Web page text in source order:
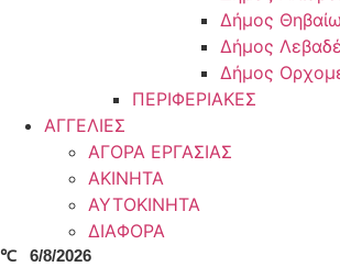
Δήμος
Δήμος
Δήμος
ΠΕΡΙΦΕΡΙΑΚΕΣ
ΑΓΓΕΛΙΕΣ
ΑΓΟΡΑ ΕΡΓΑΣΙΑΣ
ΑΚΙΝΗΤΑ
ΑΥΤΟΚΙΝΗΤΑ
ΔΙΑΦΟΡΑ
℃ 6/8/2026